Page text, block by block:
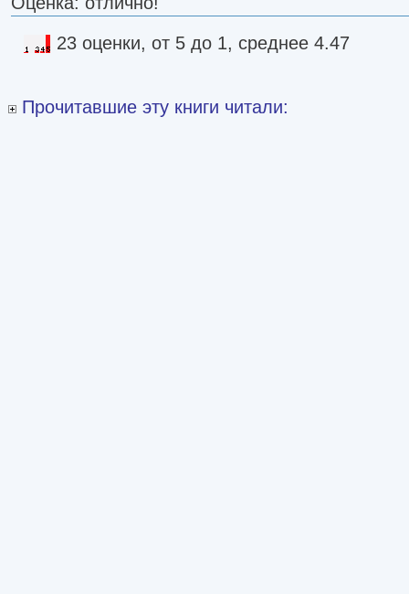
23 оценки, от 5 до 1, среднее 4.47
Прочитавшие эту книги читали: